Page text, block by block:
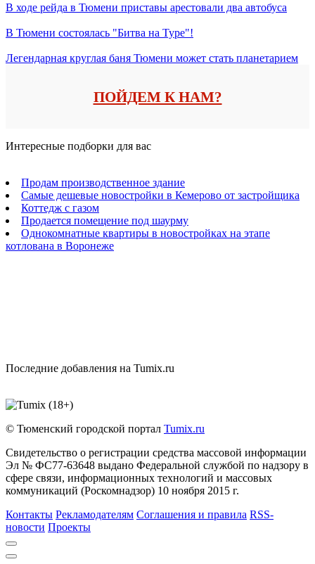
В ходе рейда в Тюмени приставы арестовали два автобуса
В Тюмени состоялась "Битва на Туре"!
Легендарная круглая баня Тюмени может стать планетарием
ПОЙДЕМ К НАМ?
Интересные подборки для вас
Продам производственное здание
Самые дешевые новостройки в Кемерово от застройщика
Коттедж с газом
Продается помещение под шаурму
Однокомнатные квартиры в новостройках на этапе
котлована в Воронеже
Последние добавления на Tumix.ru
© Тюменский городской портал Tumix.ru
Свидетельство о регистрации средства массовой информации
Эл № ФС77-63648 выдано Федеральной службой по надзору в
сфере связи, информационных технологий и массовых
коммуникаций (Роскомнадзор) 10 ноября 2015 г.
Контакты Рекламодателям Соглашения и правила RSS-
новости Проекты